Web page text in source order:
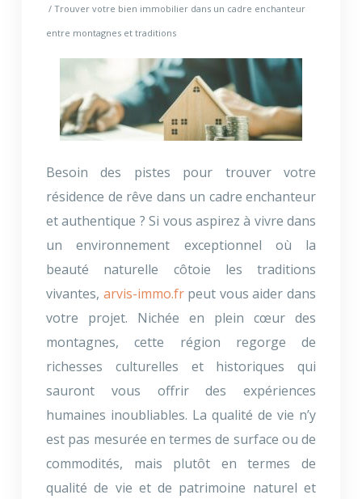
/ Trouver votre bien immobilier dans un cadre enchanteur
entre montagnes et traditions
Besoin des pistes pour trouver votre
résidence de rêve dans un cadre enchanteur
et authentique ? Si vous aspirez à vivre dans
un environnement exceptionnel où la
beauté naturelle côtoie les traditions
vivantes, arvis-immo.frpeut vous aider dans
votre projet. Nichée en plein cœur des
montagnes, cette région regorge de
richesses culturelles et historiques qui
sauront vous offrir des expériences
humaines inoubliables. La qualité de vie n’y
est pas mesurée en termes de surface ou de
commodités, mais plutôt en termes de
qualité de vie et de patrimoine naturel et